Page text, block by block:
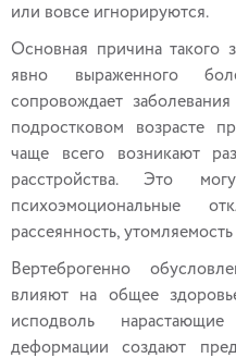
или вовсе игнорируются.
Основная причина такого
явно выраженного
сопровождает
подростковом возрасте
чаще всего возникают
расстройства. Это
психоэмоциональные
рассеянность,
Вертеброгенно
влияют на общее
исподволь
деформации создают